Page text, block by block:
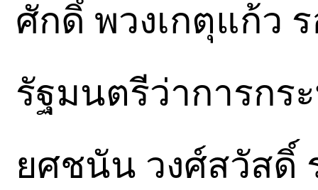
ศักดิ์ พวงเกตุแก้ว
รัฐมนตรีว่าการกร
ยศชนัน วงศ์สวัสดิ์